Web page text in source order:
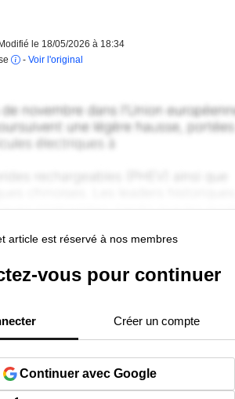
le 18/05/2026 à 18:34
- Voir l'original
article est réservé à nos membres
vous pour continuer
Créer un compte
Continuer avec Google